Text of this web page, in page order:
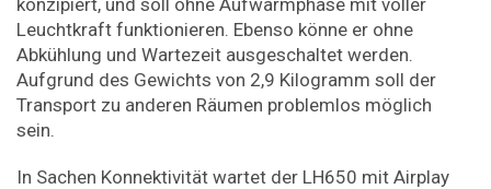
konzipiert, und soll ohne Aufwärmphase mit voller
Leuchtkraft funktionieren. Ebenso könne er ohne
Abkühlung und Wartezeit ausgeschaltet werden.
Aufgrund des Gewichts von 2,9 Kilogramm soll der
Transport zu anderen Räumen problemlos möglich
sein.
In Sachen Konnektivität wartet der LH650 mit Airplay